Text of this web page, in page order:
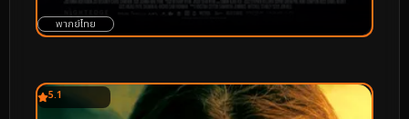
พากย์ไทย
5.1